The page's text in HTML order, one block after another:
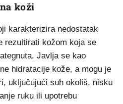
koži
karakterizira nedostatak
rezultirati kožom koja se
Javlja se kao
hidratacije kože, a mogu je
uključujući suh okoliš, nisku
ruku ili upotrebu